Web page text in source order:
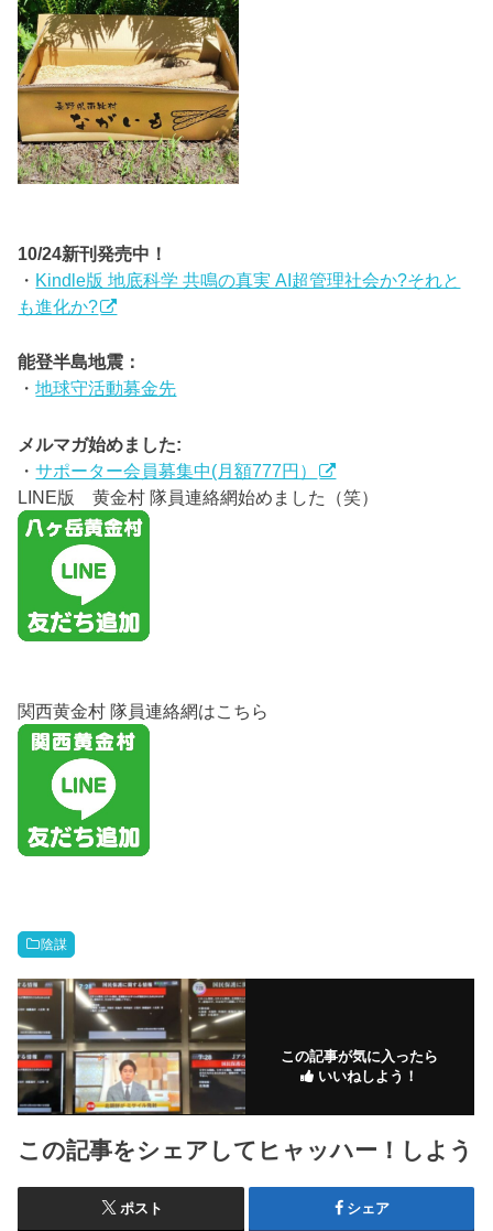
10/24新刊発売中！
・ Kindle版 地底科学 共鳴の真実 AI超管理社会か?それと
も進化か?
能登半島地震：
・地球守活動募金先
メルマガ始めました:
・サポーター会員募集中(月額777円）
LINE版 黄金村 隊員連絡網始めました（笑）
関西黄金村 隊員連絡網はこちら
陰謀
この記事が気に入ったら
いいねしよう！
この記事をシェアしてヒャッハー！しよう
ポスト シェア